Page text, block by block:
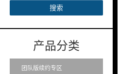
搜索
产品分类
团队版续约专区